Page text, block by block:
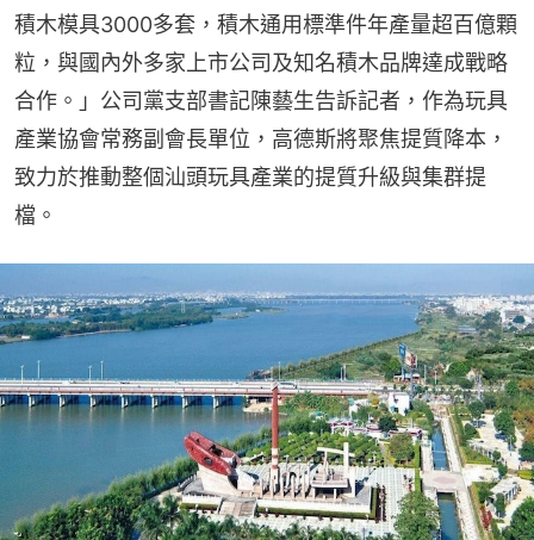
積木模具3000多套，積木通用標準件年產量超百億顆
粒，與國內外多家上市公司及知名積木品牌達成戰略
合作。」公司黨支部書記陳藝生告訴記者，作為玩具
產業協會常務副會長單位，高德斯將聚焦提質降本，
致力於推動整個汕頭玩具產業的提質升級與集群提
檔。